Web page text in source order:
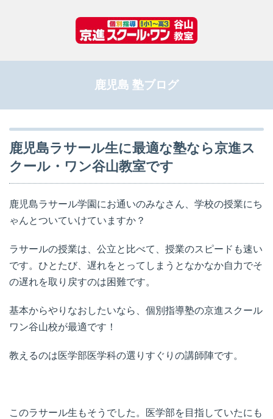
鹿児島 塾ブログ
鹿児島ラサール生に最適な塾なら京進ス
クール・ワン谷山教室です
鹿児島ラサール学園にお通いのみなさん、学校の授業にち
ゃんとついていけていますか？
ラサールの授業は、公立と比べて、授業のスピードも速い
です。ひとたび、遅れをとってしまうとなかなか自力でそ
の遅れを取り戻すのは困難です。
基本からやりなおしたいなら、個別指導塾の京進スクール
ワン谷山校が最適です！
教えるのは医学部医学科の選りすぐりの講師陣です。
このラサール生もそうでした。医学部を目指していたにも